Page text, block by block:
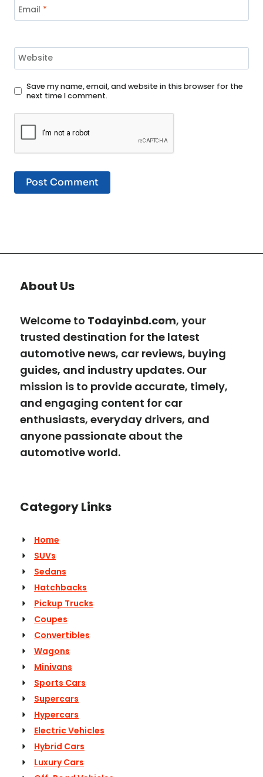
Email *
Website
Save my name, email, and website in this browser for the
next time I comment.
About Us
Welcome to Todayinbd.com, your
trusted destination for the latest
automotive news, car reviews, buying
guides, and industry updates. Our
mission is to provide accurate, timely,
and engaging content for car
enthusiasts, everyday drivers, and
anyone passionate about the
automotive world.
Category Links
Home
SUVs
Sedans
Hatchbacks
Pickup Trucks
Coupes
Convertibles
Wagons
Minivans
Sports Cars
Supercars
Hypercars
Electric Vehicles
Hybrid Cars
Luxury Cars